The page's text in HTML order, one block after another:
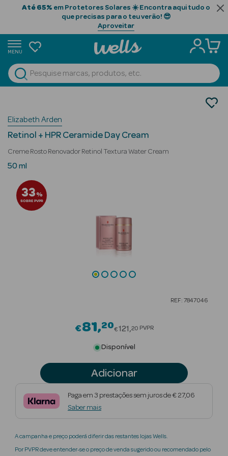
Até 65% em Protetores Solares ☀️ Encontra aqui tudo o
que precisas para o teu verão! 😎
Aproveitar
MENU
Ver Tudo
Beauty Season
Cabelo
Beauty Season
Beauty Season
Cosmética
Beauty Season
Beauty Season
Beauty Season
Beauty Season
Anti-envelhecimento
Elizabeth Arden
Retinol + HPR Ceramide Day Cream
Creme Rosto Renovador Retinol Textura Water Cream
50 ml
33%
SOBRE PVPR
REF: 7847046
€81 20Price reduced from
€121 20 PVPR
Disponível
Adicionar
Paga em 3 prestações sem juros de € 27,06
Saber mais
A campanha e preço poderá diferir das restantes lojas Wells.
Por PVPR deve entender-se o preço de venda sugerido ou recomendado pelo